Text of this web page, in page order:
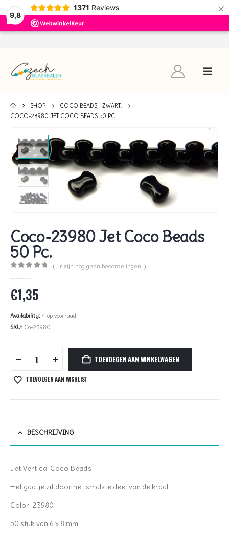
9,8
1371 Reviews ×
SHOP COCO BEADS, ZWART.
COCO-23980 JET COCO BEADS 50 PC.
Coco-23980 Jet Coco Beads
50 Pc.
( Er zijn nog geen beoordelingen. )
€1,35
Availability: 4 op voorraad
SKU: Co-23980
TOEVOEGEN AAN WINKELWAGEN
TOEVOEGEN AAN WISHLIST
BESCHRIJVING
Jet Vertical Coco Beads
Het gaatje zit door het smalste deel van de kraal.
Color: 23980
50 stuk van 6 x 8 mm.